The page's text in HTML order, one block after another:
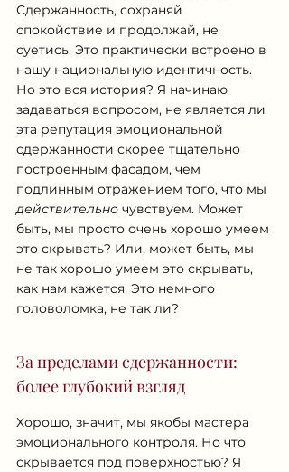
Сдержанность, сохраняй
спокойствие и продолжай, не
суетись. Это практически встроено в
нашу национальную идентичность.
Но это вся история? Я начинаю
задаваться вопросом, не является ли
эта репутация эмоциональной
сдержанности скорее тщательно
построенным фасадом, чем
подлинным отражением того, что мы
действительно чувствуем. Может
быть, мы просто очень хорошо умеем
это скрывать? Или, может быть, мы
не так хорошо умеем это скрывать,
как нам кажется. Это немного
головоломка, не так ли?
За пределами сдержанности:
более глубокий взгляд
Хорошо, значит, мы якобы мастера
эмоционального контроля. Но что
скрывается под поверхностью? Я